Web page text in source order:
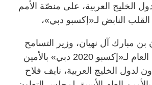
الخليج العربية، على منصّة الأمم
النابض لـ«إكسبو دبي»،
مبارك آل نهيان، وزير التسامح
والتعايش المفوّض العام لـ«إكسبو 2020 دبي» بالأمين
لدول الخليج العربية، نايف فلاح